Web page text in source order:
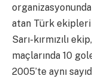
atan Türk ekipleri
Sarı-kırmızılı
maçlarında 10
2005’te aynı